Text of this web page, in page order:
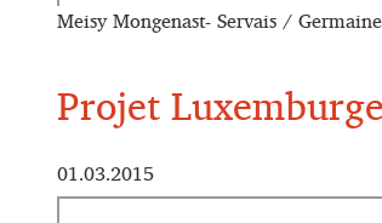
Meisy Mongenast- Servais /
Projet
01.03.2015